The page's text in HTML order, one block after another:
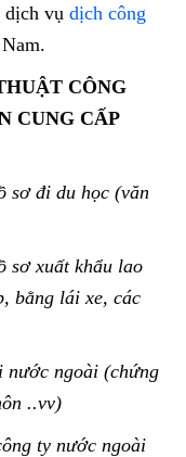
dịch vụ dịch công
CÔNG
CUNG CẤP
sơ đi du học (văn
sơ xuất khẩu lao
bằng lái xe, các
nước ngoài (chứng
..vv)
ty nước ngoài